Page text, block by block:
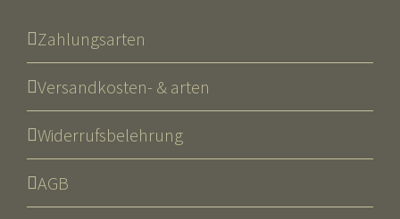
Zahlungsarten
Versandkosten- & arten
Widerrufsbelehrung
AGB